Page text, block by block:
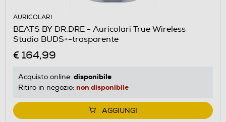
AURICOLARI
BEATS BY DR.DRE - Auricolari True Wireless
Studio BUDS+-trasparente
€ 164,99
Acquisto online: disponibile
Ritiro in negozio: non disponibile
AGGIUNGI